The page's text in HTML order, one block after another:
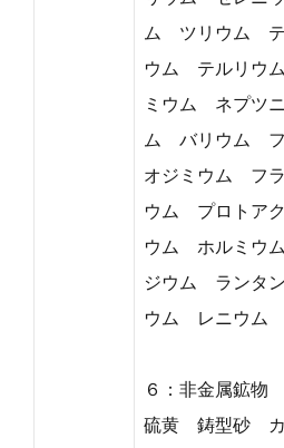
ム ツリウム
ウム テルリウ
ミウム ネプツ
ム バリウム
オジミウム フ
ウム プロトア
ウム ホルミウ
ジウム ランタ
ウム レニウム
６：非金属鉱物
硫黄 鋳型砂